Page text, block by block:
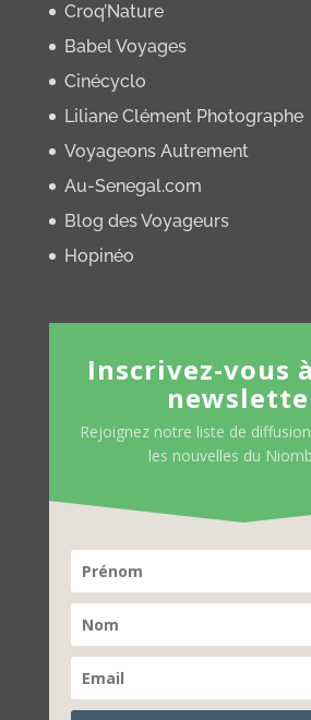
Croq’Nature
Babel Voyages
Cinécyclo
Liliane Clément Photographe
Voyageons Autrement
Au-Senegal.com
Blog des Voyageurs
Hopinéo
Inscrivez-vous
Rejoignez notre liste de
les nouvelles du